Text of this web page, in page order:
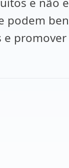
podem
e